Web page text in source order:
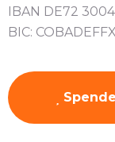
IBAN DE72
BIC: